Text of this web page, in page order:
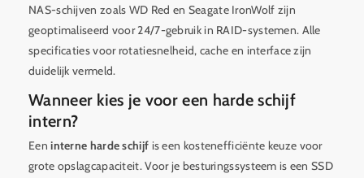
NAS-schijven zoals WD Red en Seagate IronWolf zijn
geoptimaliseerd voor 24/7-gebruik in RAID-systemen. Alle
specificaties voor rotatiesnelheid, cache en interface zijn
duidelijk vermeld.
Wanneer kies je voor een harde schijf
intern?
Eeninterne harde schijf is een kostenefficiënte keuze voor
grote opslagcapaciteit. Voor je besturingssysteem is een SSD